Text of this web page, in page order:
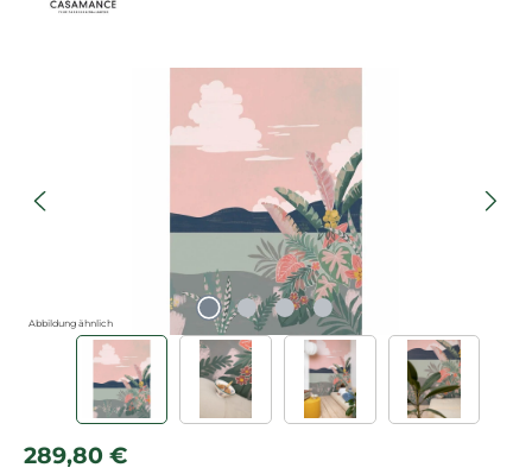
Bildergalerie überspringen
Abbildung ähnlich
Regulärer Preis:
289,80 €